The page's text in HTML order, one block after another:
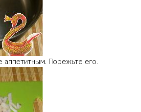
аппетитным. Порежьте его.